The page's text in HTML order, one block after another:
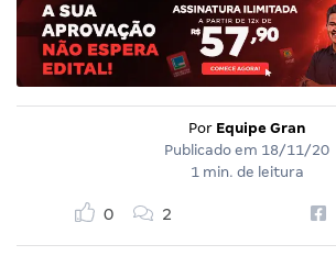
Por Equipe Gran
Publicado em 18/11/20
1 min. de leitura
0 2